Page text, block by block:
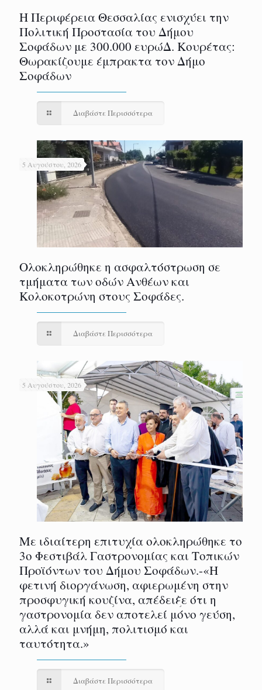
Η Περιφέρεια Θεσσαλίας ενισχύει την
Πολιτική Προστασία του Δήμου
Σοφάδων με 300.000 ευρώΔ. Κουρέτας:
Θωρακίζουμε έμπρακτα τον Δήμο
Σοφάδων
Διαβάστε Περισσότερα
5 Αυγούστου, 2026
Ολοκληρώθηκε η ασφαλτόστρωση σε
τμήματα των οδών Ανθέων και
Κολοκοτρώνη στους Σοφάδες.
Διαβάστε Περισσότερα
5 Αυγούστου, 2026
Με ιδιαίτερη επιτυχία ολοκληρώθηκε το
3ο Φεστιβάλ Γαστρονομίας και Τοπικών
Προϊόντων του Δήμου Σοφάδων.-«Η
φετινή διοργάνωση, αφιερωμένη στην
προσφυγική κουζίνα, απέδειξε ότι η
γαστρονομία δεν αποτελεί μόνο γεύση,
αλλά και μνήμη, πολιτισμό και
ταυτότητα.»
Διαβάστε Περισσότερα